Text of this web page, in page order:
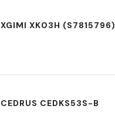
XGIMI XK03H (S7815796)
CEDRUS CEDKS53S-B